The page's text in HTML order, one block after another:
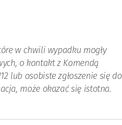
w chwili wypadku mogły
o kontakt z Komendą
lub osobiste zgłoszenie się do
może okazać się istotna.